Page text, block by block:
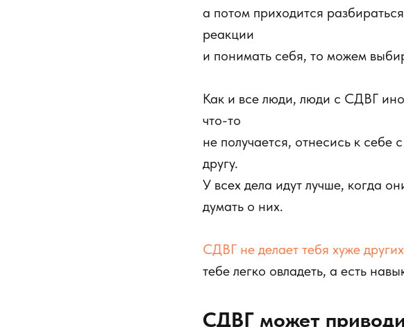
а потом приходится
реакции
и понимать себя, то можем
Как и все люди, люди с СДВГ
что-то
не получается, отнесись к
другу.
У всех дела идут лучше, когда
думать о них.
СДВГ не делает тебя хуже
тебе легко овладеть, а есть
СДВГ может